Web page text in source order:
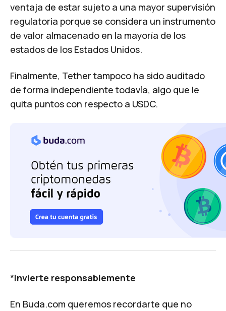
ventaja de estar sujeto a una mayor supervisión
regulatoria porque se considera un instrumento
de valor almacenado en la mayoría de los
estados de los Estados Unidos.
Finalmente, Tether tampoco ha sido auditado
de forma independiente todavía, algo que le
quita puntos con respecto a USDC.
*Invierte responsablemente
En Buda.com queremos recordarte que no